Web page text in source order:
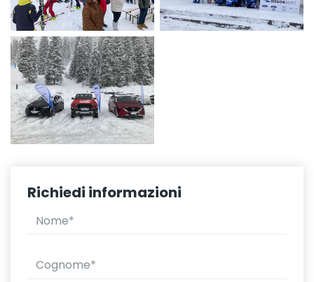
Richiedi informazioni